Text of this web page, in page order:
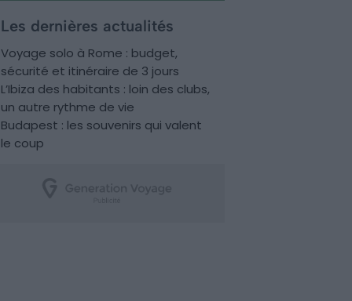
Les dernières actualités
Voyage solo à Rome : budget,
sécurité et itinéraire de 3 jours
L’Ibiza des habitants : loin des clubs,
un autre rythme de vie
Budapest : les souvenirs qui valent
le coup